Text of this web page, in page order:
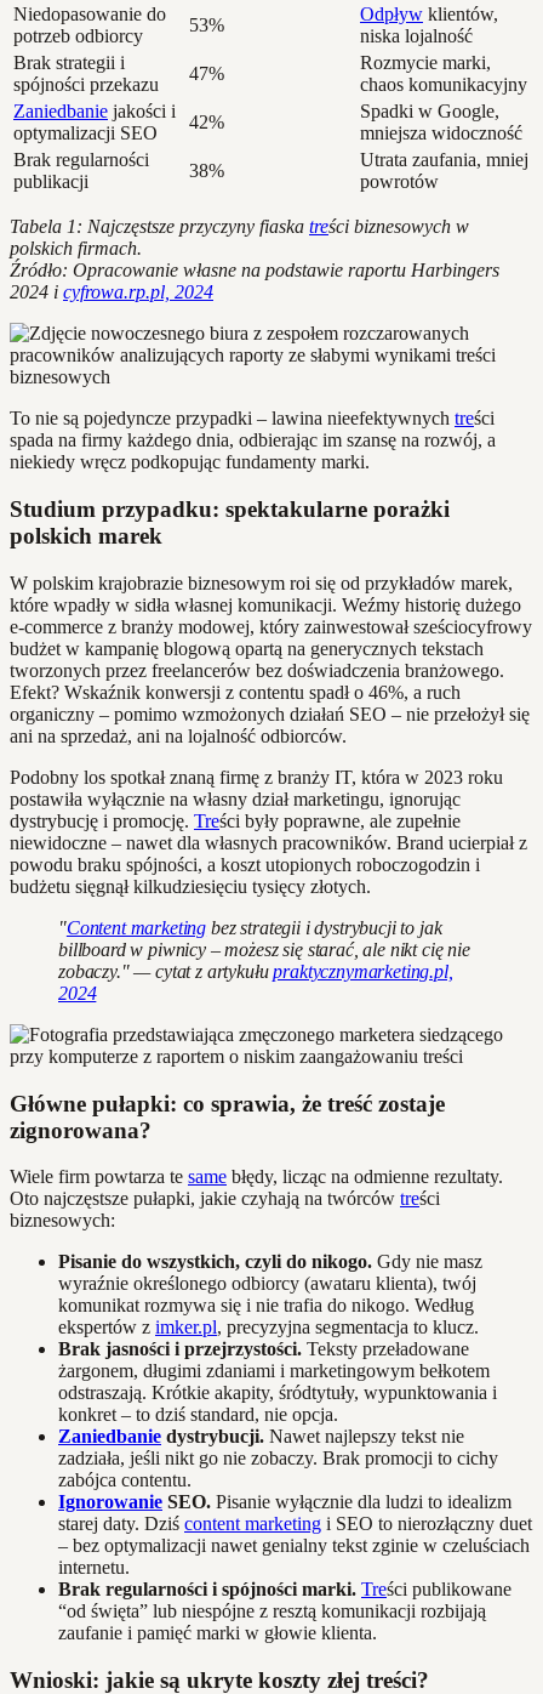
Niedopasowanie do
potrzeb odbiorcy
53%
Odpływ klientów,
niska lojalność
Brak strategii i
spójności przekazu
47%
Rozmycie marki,
chaos komunikacyjny
Zaniedbanie jakości i
optymalizacji SEO
42%
Spadki w Google,
mniejsza widoczność
Brak regularności
publikacji
38%
Utrata zaufania, mniej
powrotów
Tabela 1: Najczęstsze przyczyny fiaska treści biznesowych w
polskich firmach.
Źródło: Opracowanie własne na podstawie raportu Harbingers
2024 i cyfrowa.rp.pl, 2024
To nie są pojedyncze przypadki – lawina nieefektywnych treści
spada na firmy każdego dnia, odbierając im szansę na rozwój, a
niekiedy wręcz podkopując fundamenty marki.
Studium przypadku: spektakularne porażki
polskich marek
W polskim krajobrazie biznesowym roi się od przykładów marek,
które wpadły w sidła własnej komunikacji. Weźmy historię dużego
e-commerce z branży modowej, który zainwestował sześciocyfrowy
budżet w kampanię blogową opartą na generycznych tekstach
tworzonych przez freelancerów bez doświadczenia branżowego.
Efekt? Wskaźnik konwersji z contentu spadł o 46%, a ruch
organiczny – pomimo wzmożonych działań SEO – nie przełożył się
ani na sprzedaż, ani na lojalność odbiorców.
Podobny los spotkał znaną firmę z branży IT, która w 2023 roku
postawiła wyłącznie na własny dział marketingu, ignorując
dystrybucję i promocję. Treści były poprawne, ale zupełnie
niewidoczne – nawet dla własnych pracowników. Brand ucierpiał z
powodu braku spójności, a koszt utopionych roboczogodzin i
budżetu sięgnął kilkudziesięciu tysięcy złotych.
"Content marketing bez strategii i dystrybucji to jak
billboard w piwnicy – możesz się starać, ale nikt cię nie
zobaczy." — cytat z artykułupraktycznymarketing.pl,
2024
Główne pułapki: co sprawia, że treść zostaje
zignorowana?
Wiele firm powtarza te same błędy, licząc na odmienne rezultaty.
Oto najczęstsze pułapki, jakie czyhają na twórców treści
biznesowych:
Pisanie do wszystkich, czyli do nikogo. Gdy nie masz
wyraźnie określonego odbiorcy (awataru klienta), twój
komunikat rozmywa się i nie trafia do nikogo. Według
ekspertów z imker.pl, precyzyjna segmentacja to klucz.
Brak jasności i przejrzystości. Teksty przeładowane
żargonem, długimi zdaniami i marketingowym bełkotem
odstraszają. Krótkie akapity, śródtytuły, wypunktowania i
konkret – to dziś standard, nie opcja.
Zaniedbanie dystrybucji. Nawet najlepszy tekst nie
zadziała, jeśli nikt go nie zobaczy. Brak promocji to cichy
zabójca contentu.
Ignorowanie SEO. Pisanie wyłącznie dla ludzi to idealizm
starej daty. Dziś content marketing i SEO to nierozłączny duet
– bez optymalizacji nawet genialny tekst zginie w czeluściach
internetu.
Brak regularności i spójności marki. Treści publikowane
“od święta” lub niespójne z resztą komunikacji rozbijają
zaufanie i pamięć marki w głowie klienta.
Wnioski: jakie są ukryte koszty złej treści?